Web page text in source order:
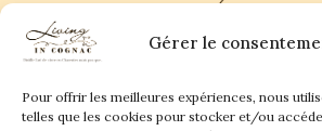
Gérer le
Pour offrir les meilleures expériences, nous
telles que les cookies pour stocker et/ou
Plan du site